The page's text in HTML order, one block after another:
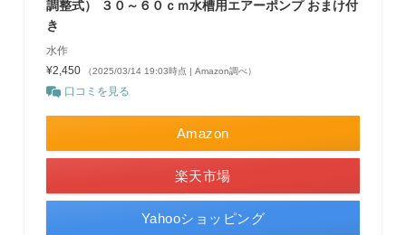
調整式） ３０～６０ｃｍ水槽用エアーポンプ おまけ付
き
水作
¥2,450
（2025/03/14 19:03時点 | Amazon調べ）
口コミを見る
Amazon
楽天市場
Yahooショッピング